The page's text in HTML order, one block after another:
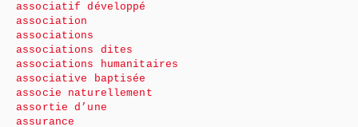
associatif développé
association
associations
associations dites
associations humanitaires
associative baptisée
associe naturellement
assortie d’une
assurance